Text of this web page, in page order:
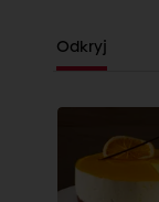
Odkryj